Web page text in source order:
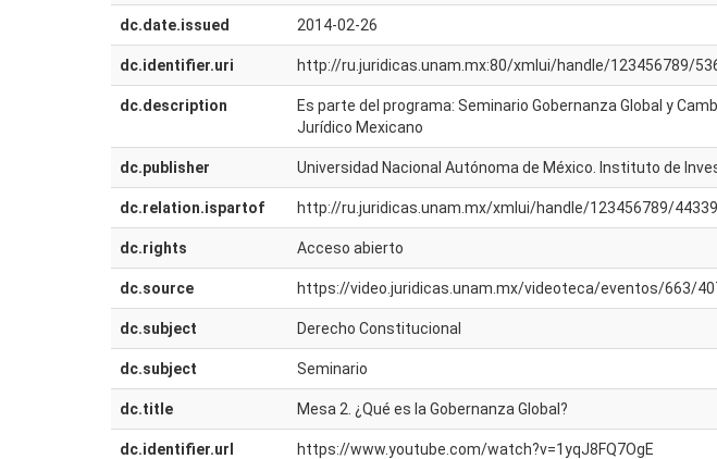
dc.date.issued 2014-02-26
dc.identifier.uri http://ru.juridicas.unam.mx:80/xmlui/handle/123456789/
dc.description
Es parte del programa: Seminario Gobernanza Global y
Jurídico Mexicano
dc.publisher Universidad Nacional Autónoma de México. Instituto de
dc.relation.ispartof http://ru.juridicas.unam.mx/xmlui/handle/123456789/44339
dc.rights Acceso abierto
dc.source https://video.juridicas.unam.mx/videoteca/eventos/663/
dc.subject Derecho Constitucional
dc.subject Seminario
dc.title Mesa 2. ¿Qué es la Gobernanza Global?
dc.identifier.url https://www.youtube.com/watch?v=1yqJ8FQ7OgE